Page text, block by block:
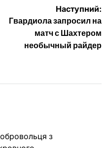
Наступний:
Гвардиола запросил на
матч с Шахтером
необычный райдер
з